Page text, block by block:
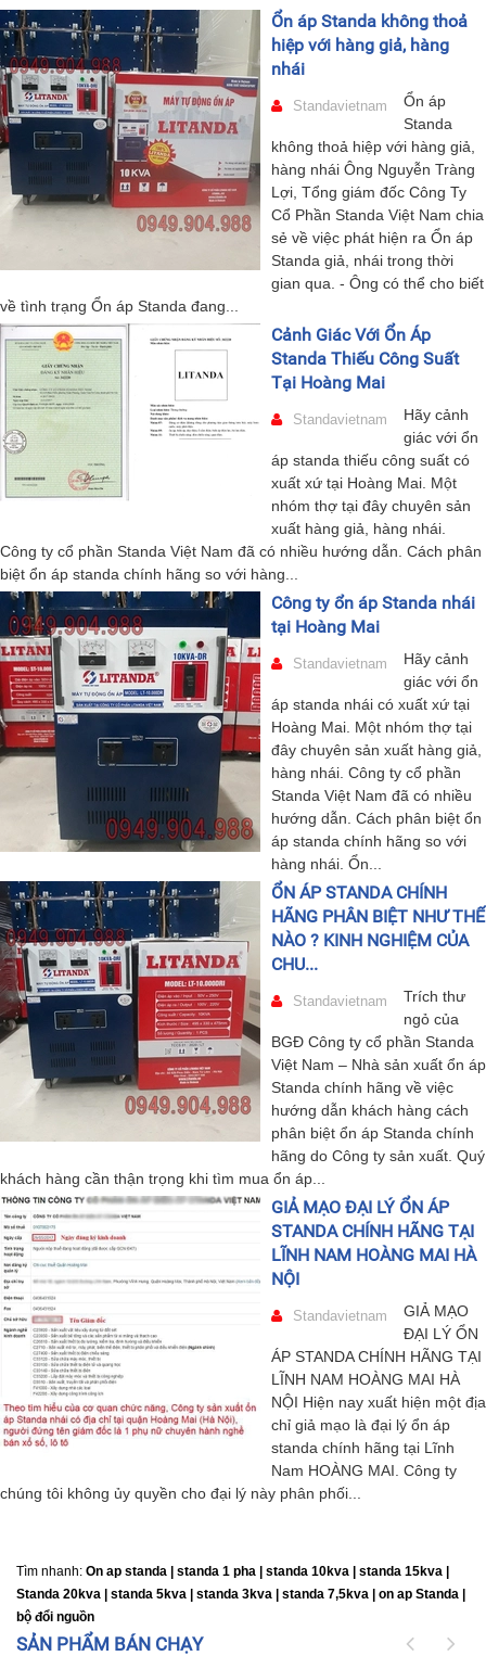
Ổn áp Standa không thoả
hiệp với hàng giả, hàng
nhái
Standavietnam
Ổn áp
Standa
không thoả hiệp với hàng giả,
hàng nhái Ông Nguyễn Tràng
Lợi, Tổng giám đốc Công Ty
Cổ Phần Standa Việt Nam chia
sẻ về việc phát hiện ra Ổn áp
Standa giả, nhái trong thời
gian qua. - Ông có thể cho biết
về tình trạng Ổn áp Standa đang...
Cảnh Giác Với Ổn Áp
Standa Thiếu Công Suất
Tại Hoàng Mai
Standavietnam
Hãy cảnh
giác với ổn
áp standa thiếu công suất có
xuất xứ tại Hoàng Mai. Một
nhóm thợ tại đây chuyên sản
xuất hàng giả, hàng nhái.
Công ty cổ phần Standa Việt Nam đã có nhiều hướng dẫn. Cách phân
biệt ổn áp standa chính hãng so với hàng...
Công ty ổn áp Standa nhái
tại Hoàng Mai
Standavietnam
Hãy cảnh
giác với ổn
áp standa nhái có xuất xứ tại
Hoàng Mai. Một nhóm thợ tại
đây chuyên sản xuất hàng giả,
hàng nhái. Công ty cổ phần
Standa Việt Nam đã có nhiều
hướng dẫn. Cách phân biệt ổn
áp standa chính hãng so với
hàng nhái. Ổn...
ỔN ÁP STANDA CHÍNH
HÃNG PHÂN BIỆT NHƯ THẾ
NÀO ? KINH NGHIỆM CỦA
CHU...
Standavietnam
Trích thư
ngỏ của
BGĐ Công ty cổ phần Standa
Việt Nam – Nhà sản xuất ổn áp
Standa chính hãng về việc
hướng dẫn khách hàng cách
phân biệt ổn áp Standa chính
hãng do Công ty sản xuất. Quý
khách hàng cần thận trọng khi tìm mua ổn áp...
GIẢ MẠO ĐẠI LÝ ỔN ÁP
STANDA CHÍNH HÃNG TẠI
LĨNH NAM HOÀNG MAI HÀ
NỘI
Standavietnam
GIẢ MẠO
ĐẠI LÝ ỔN
ÁP STANDA CHÍNH HÃNG TẠI
LĨNH NAM HOÀNG MAI HÀ
NỘI Hiện nay xuất hiện một địa
chỉ giả mạo là đại lý ổn áp
standa chính hãng tại Lĩnh
Nam HOÀNG MAI. Công ty
chúng tôi không ủy quyền cho đại lý này phân phối...
Tìm nhanh: On ap standa | standa 1 pha | standa 10kva | standa 15kva |
Standa 20kva |
standa 5kva | standa 3kva | standa 7,5kva | on ap Standa |
bộ đổi nguồn
SẢN PHẨM BÁN CHẠY